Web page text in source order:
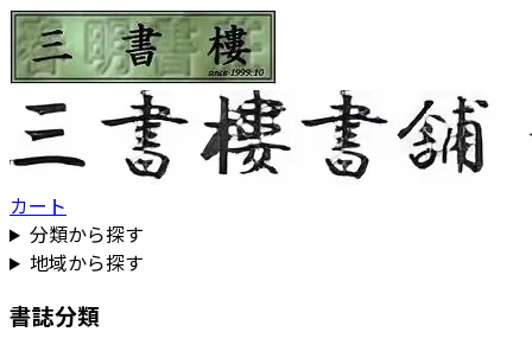
カート
分類から探す
地域から探す
書誌分類